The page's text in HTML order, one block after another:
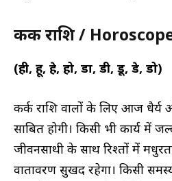
कर्क राशि /
(ही, हू, हे, हो, डा, डी, डू, डे, डो)
कर्क राशि वालों के लिए आज
साबित होगी। किसी भी कार्य में
जीवनसाथी के साथ रिश्तों में
वातावरण सुखद रहेगा। किसी